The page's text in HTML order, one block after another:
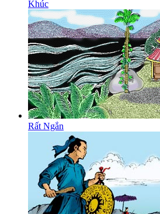
Khúc
Rất Ngắn